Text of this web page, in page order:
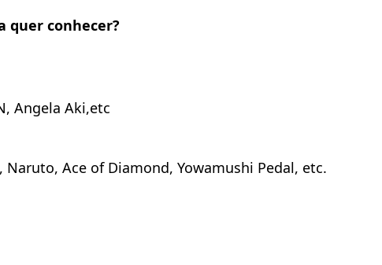
quer conhecer?
Angela Aki,etc
Naruto, Ace of Diamond, Yowamushi Pedal, etc.